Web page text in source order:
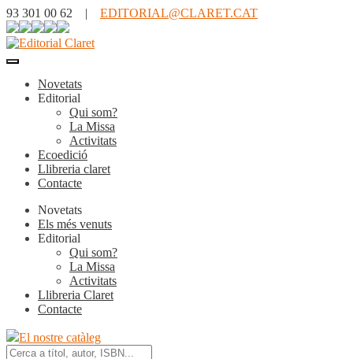
93 301 00 62 | EDITORIAL@CLARET.CAT
Novetats
Editorial
Qui som?
La Missa
Activitats
Ecoedició
Llibreria claret
Contacte
Novetats
Els més venuts
Editorial
Qui som?
La Missa
Activitats
Llibreria Claret
Contacte
El nostre catàleg